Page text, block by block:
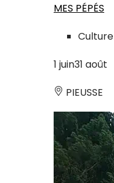
MES PÉPÉS
Culture
1 juin31 août
PIEUSSE